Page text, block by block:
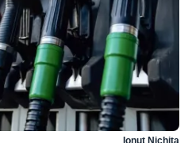
Ionuț Nichita